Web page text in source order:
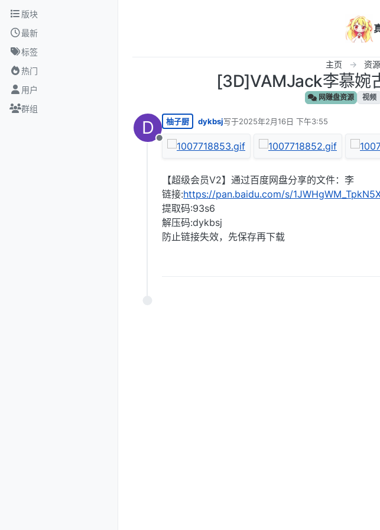
跳转至内容
版块
最新
标签
热门
用户
群组
主页 资
[3D]VAMJack李慕婉
网赚盘资源 视频
D
离线
柚子厨 dykbsj写于2025年2月16日 下午3:55
最后由 编辑
【超级会员V2】通过百度网盘分享的文件：李
链接:https://pan.baidu.com/s/
提取码:93s6
解压码:dykbsj
防止链接失效，先保存再下载